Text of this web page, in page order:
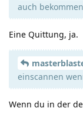
auch
Eine Quittung, ja.
einscannen
Wenn du in der